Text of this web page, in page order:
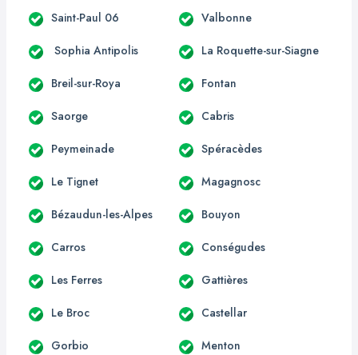
Saint-Paul 06 Valbonne
Sophia Antipolis La Roquette-sur-Siagne
Breil-sur-Roya Fontan
Saorge Cabris
Peymeinade Spéracèdes
Le Tignet Magagnosc
Bézaudun-les-Alpes Bouyon
Carros Conségudes
Les Ferres Gattières
Le Broc Castellar
Gorbio Menton